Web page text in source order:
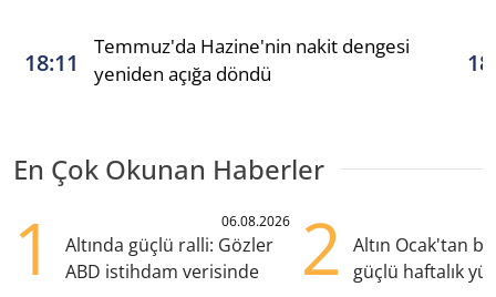
18:11
Temmuz'da Hazine'nin nakit dengesi
yeniden açığa döndü
En Çok Okunan Haberler
1 06.08.2026
Altında güçlü ralli: Gözler
ABD istihdam verisinde
2
Altın Ocak'tan
güçlü haftalık